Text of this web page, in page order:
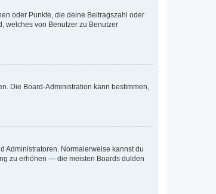
oder Punkte, die deine Beitragszahl oder
welches von Benutzer zu Benutzer
Die Board-Administration kann bestimmen,
Administratoren. Normalerweise kannst du
zu erhöhen — die meisten Boards dulden